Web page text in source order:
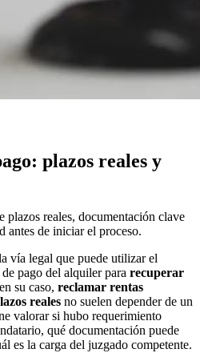
plazos reales y
plazos reales, documentación clave
antes de iniciar el proceso.
vía legal que puede utilizar el
pago del alquiler para recuperar
su caso, reclamar rentas
reales no suelen depender de un
valorar si hubo requerimiento
qué documentación puede
es la carga del juzgado competente.